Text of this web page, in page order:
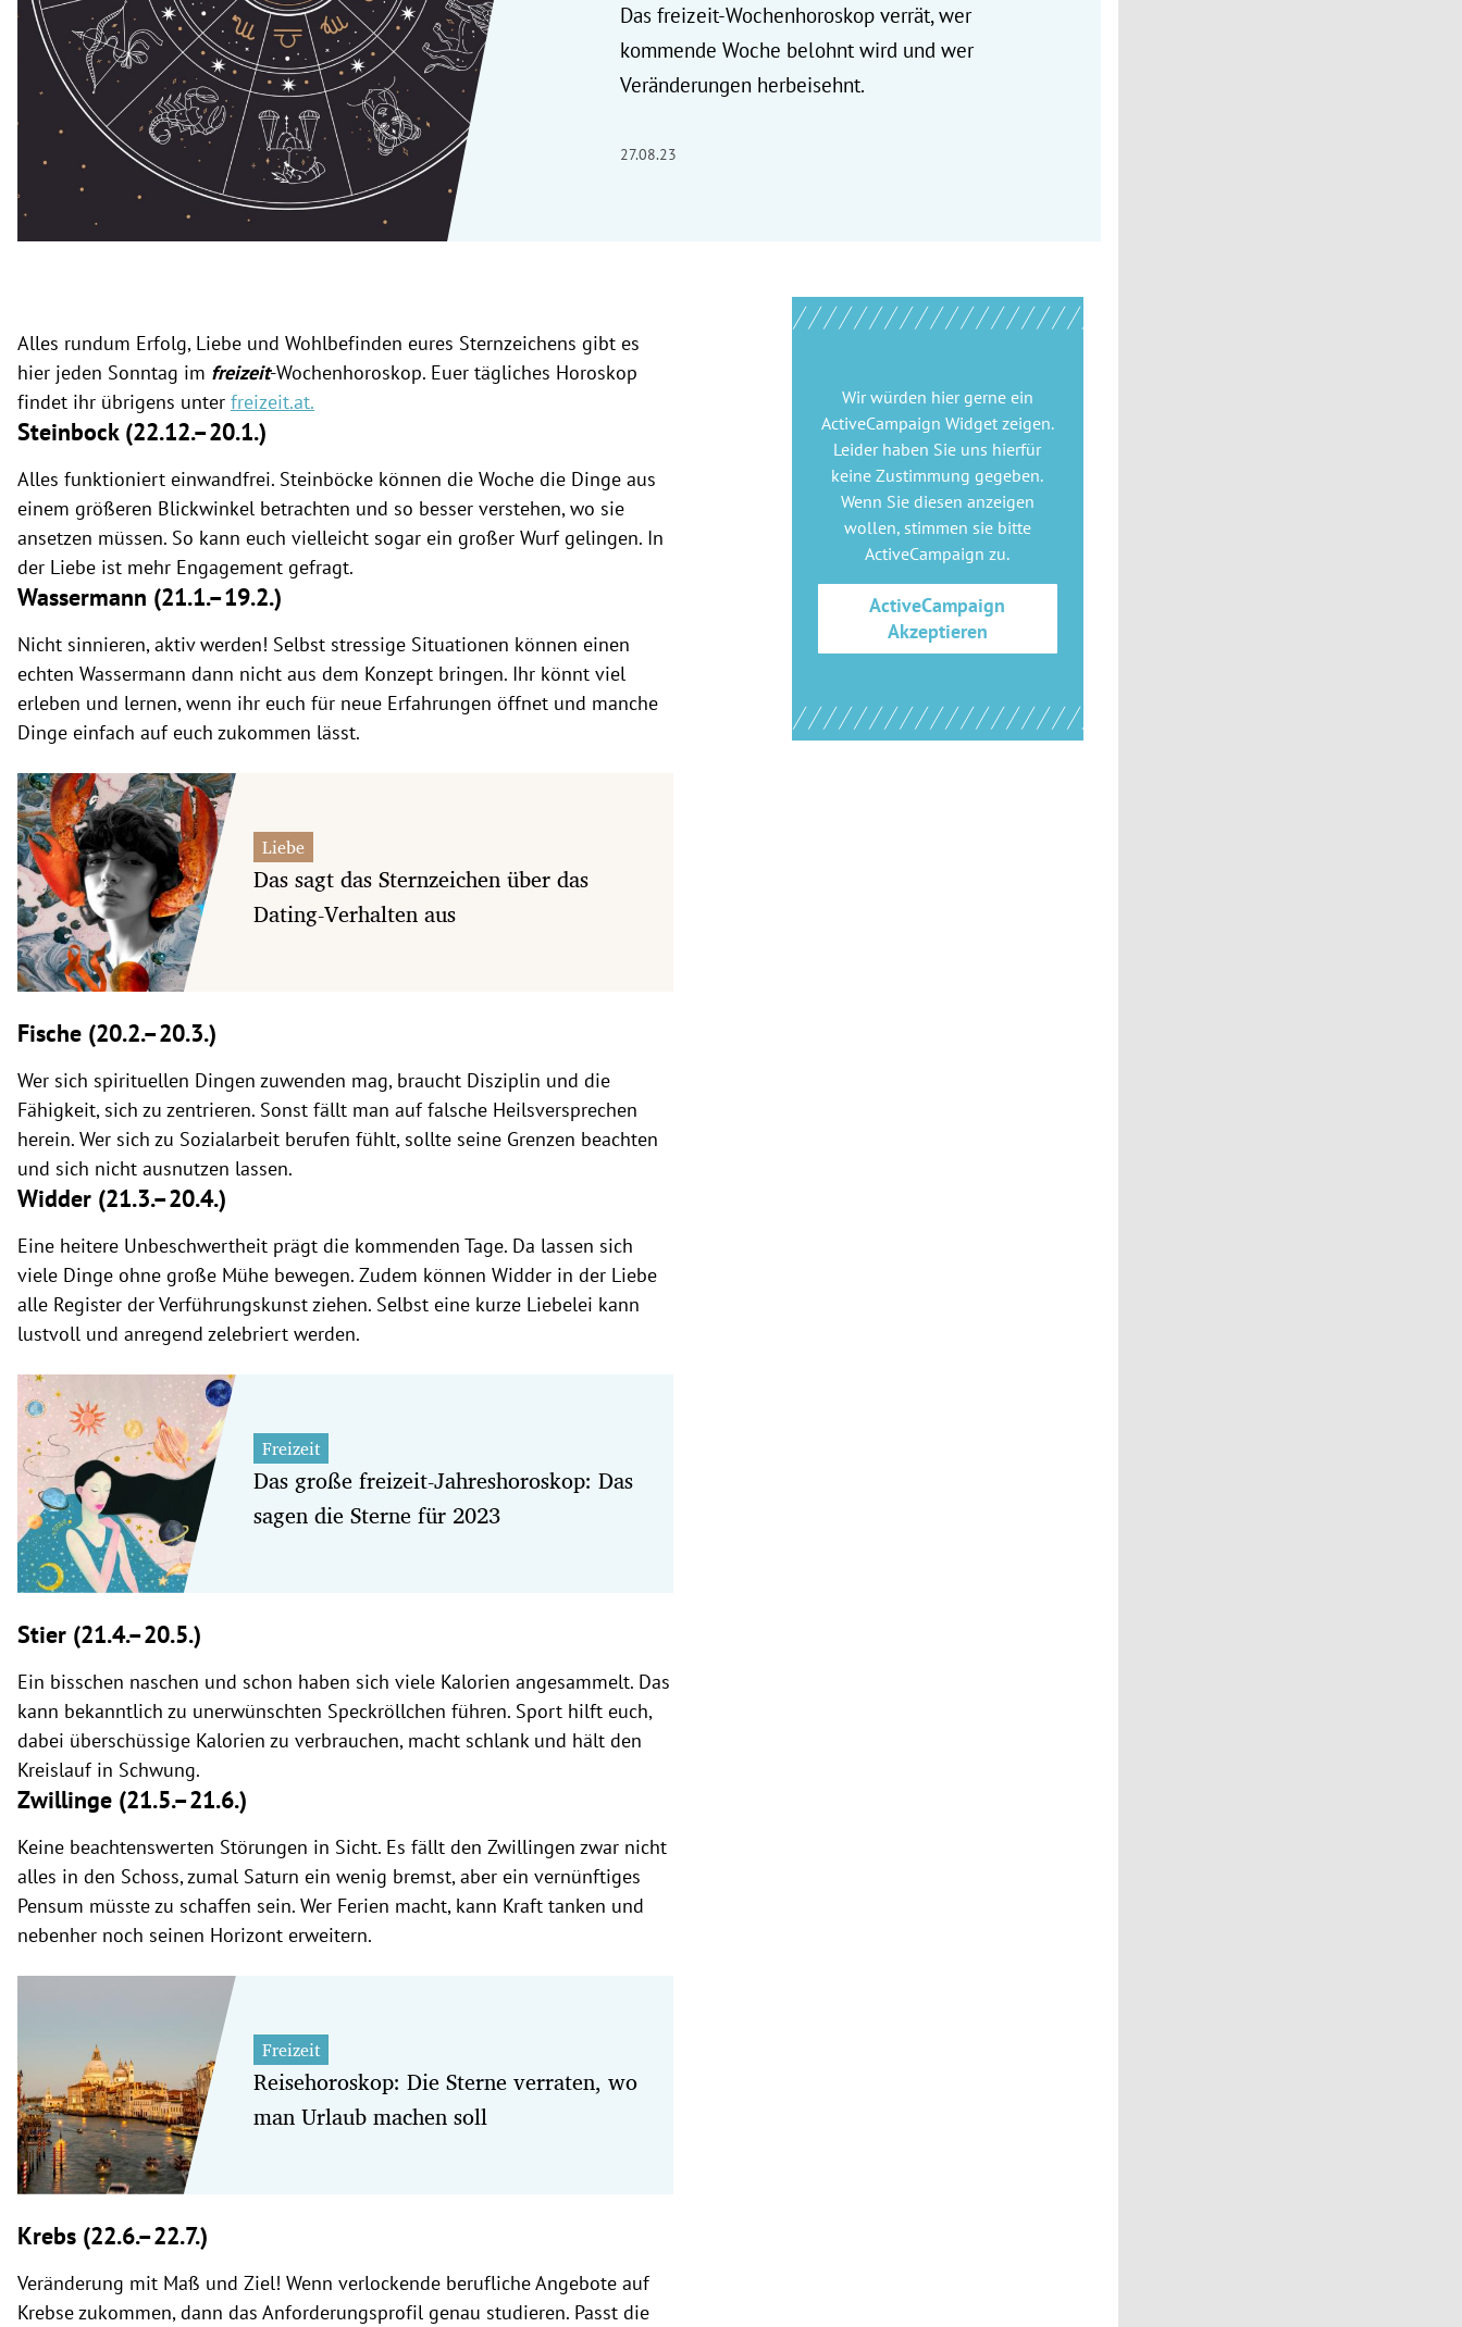
Untermenü
Untermenü
Untermenü
Untermenü
Untermenü
Untermenü
Das freizeit-Wochenhoroskop verrät, wer
kommende Woche belohnt wird und wer
Veränderungen herbeisehnt.
27.08.23
Alles rundum Erfolg, Liebe und Wohlbefinden eures Sternzeichens gibt es
hier jeden Sonntag im freizeit-Wochenhoroskop. Euer tägliches Horoskop
findet ihr übrigens unter freizeit.at.
Steinbock (22.12.–20.1.)
Alles funktioniert einwandfrei. Steinböcke können die Woche die Dinge aus
einem größeren Blickwinkel betrachten und so besser verstehen, wo sie
ansetzen müssen. So kann euch vielleicht sogar ein großer Wurf gelingen. In
der Liebe ist mehr Engagement gefragt.
Wassermann (21.1.–19.2.)
Nicht sinnieren, aktiv werden! Selbst stressige Situationen können einen
echten Wassermann dann nicht aus dem Konzept bringen. Ihr könnt viel
erleben und lernen, wenn ihr euch für neue Erfahrungen öffnet und manche
Dinge einfach auf euch zukommen lässt.
Liebe
Das sagt das Sternzeichen über das
Dating-Verhalten aus
Fische (20.2.–20.3.)
Wer sich spirituellen Dingen zuwenden mag, braucht Disziplin und die
Fähigkeit, sich zu zentrieren. Sonst fällt man auf falsche Heilsversprechen
herein. Wer sich zu Sozialarbeit berufen fühlt, sollte seine Grenzen beachten
und sich nicht ausnutzen lassen.
Widder (21.3.–20.4.)
Eine heitere Unbeschwertheit prägt die kommenden Tage. Da lassen sich
viele Dinge ohne große Mühe bewegen. Zudem können Widder in der Liebe
alle Register der Verführungskunst ziehen. Selbst eine kurze Liebelei kann
lustvoll und anregend zelebriert werden.
Freizeit
Das große freizeit-Jahreshoroskop: Das
sagen die Sterne für 2023
Stier (21.4.–20.5.)
Ein bisschen naschen und schon haben sich viele Kalorien angesammelt. Das
kann bekanntlich zu unerwünschten Speckröllchen führen. Sport hilft euch,
dabei überschüssige Kalorien zu verbrauchen, macht schlank und hält den
Kreislauf in Schwung.
Zwillinge (21.5.–21.6.)
Keine beachtenswerten Störungen in Sicht. Es fällt den Zwillingen zwar nicht
alles in den Schoss, zumal Saturn ein wenig bremst, aber ein vernünftiges
Pensum müsste zu schaffen sein. Wer Ferien macht, kann Kraft tanken und
nebenher noch seinen Horizont erweitern.
Freizeit
Reisehoroskop: Die Sterne verraten, wo
man Urlaub machen soll
Krebs (22.6.–22.7.)
Veränderung mit Maß und Ziel! Wenn verlockende berufliche Angebote auf
Krebse zukommen, dann das Anforderungsprofil genau studieren. Passt die
Wir würden hier gerne ein
ActiveCampaign Widgetzeigen.
Leider haben Sie uns hierfür
keine Zustimmung gegeben.
Wenn Sie diesen anzeigen
wollen, stimmen sie bitte
ActiveCampaign zu.
ActiveCampaign
Akzeptieren